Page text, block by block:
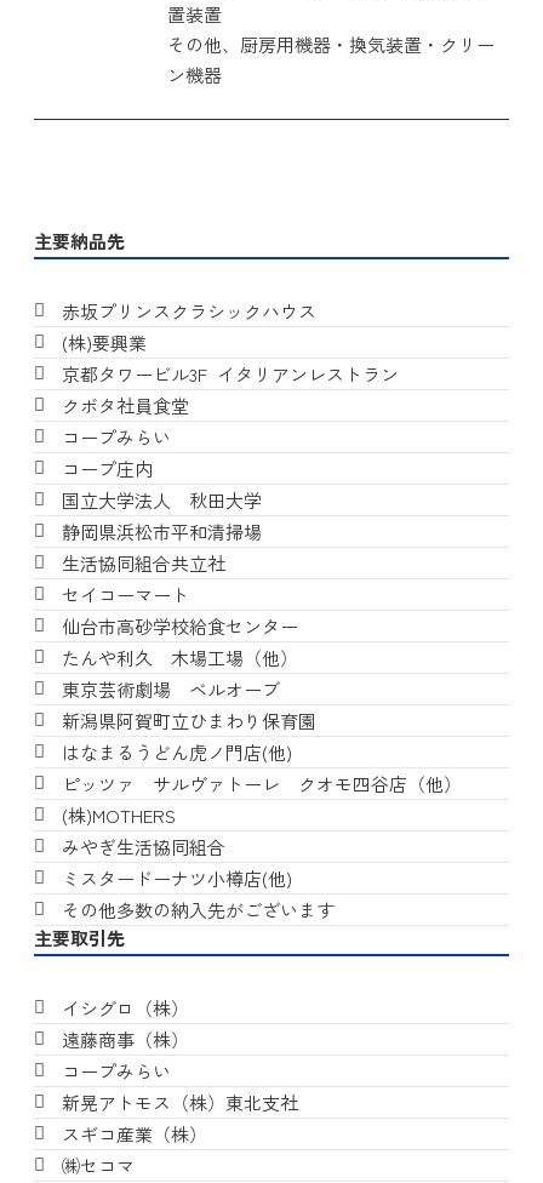
置装置
その他、厨房用機器・換気装置・クリー
ン機器
主要納品先
赤坂プリンスクラシックハウス
(株)要興業
京都タワービル3F イタリアンレストラン
クボタ社員食堂
コープみらい
コープ庄内
国立大学法人 秋田大学
静岡県浜松市平和清掃場
生活協同組合共立社
セイコーマート
仙台市高砂学校給食センター
たんや利久 木場工場（他）
東京芸術劇場 ベルオーブ
新潟県阿賀町立ひまわり保育園
はなまるうどん虎ノ門店(他)
ピッツァ サルヴァトーレ クオモ四谷店（他）
(株)MOTHERS
みやぎ生活協同組合
ミスタードーナツ小樽店(他)
その他多数の納入先がございます
主要取引先
イシグロ（株）
遠藤商事（株）
コープみらい
新晃アトモス（株）東北支社
スギコ産業（株）
㈱セコマ